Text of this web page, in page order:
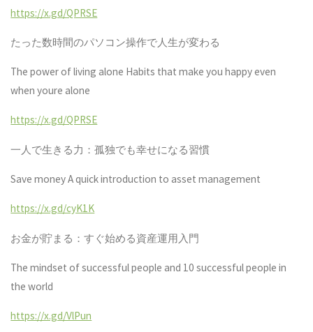
https://x.gd/QPRSE
たった数時間のパソコン操作で人生が変わる
The power of living alone Habits that make you happy even
when youre alone
https://x.gd/QPRSE
一人で生きる力：孤独でも幸せになる習慣
Save money A quick introduction to asset management
https://x.gd/cyK1K
お金が貯まる：すぐ始める資産運用入門
The mindset of successful people and 10 successful people in
the world
https://x.gd/VlPun